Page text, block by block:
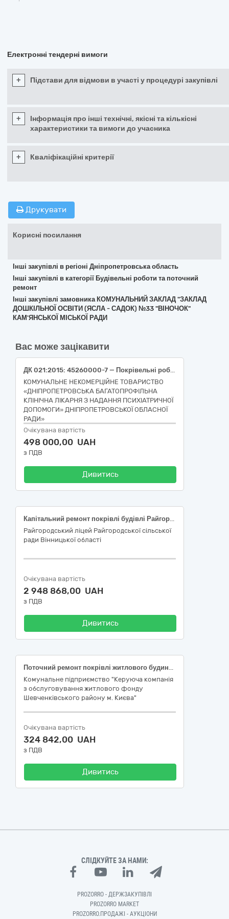
Електронні тендерні вимоги
+ Підстави для відмови в участі у процедурі закупівлі
+
Інформація про інші технічні, якісні та кількісні
характеристики та вимоги до учасника
+ Кваліфікаційні критерії
Друкувати
Корисні посилання
Інші закупівлі в регіоні Дніпропетровська область
Інші закупівлі в категорії Будівельні роботи та поточний
ремонт
Інші закупівлі замовника КОМУНАЛЬНИЙ ЗАКЛАД "ЗАКЛАД
ДОШКІЛЬНОЇ ОСВІТИ (ЯСЛА - САДОК) №33 "ВІНОЧОК"
КАМ'ЯНСЬКОЇ МІСЬКОЇ РАДИ
Вас може зацікавити
ДК 021:2015: 45260000-7 — Покрівельні роботи та інші спеціалізовані будівельні роботи 45261910-6 - Ремонт дахів «Послуги з поточного ремонту частини покрівлі в 2-во поверховій будівлі приміщення клініко-діагностичної лабораторії №2 інвентарний № 101310020 на об'єкті КНТ «ДБКЛПД» ДОР» за адресою: м. Кривий Ріг, вул. Бориса Грінченка, 27»
КОМУНАЛЬНЕ НЕКОМЕРЦІЙНЕ ТОВАРИСТВО
«ДНІПРОПЕТРОВСЬКА БАГАТОПРОФІЛЬНА
КЛІНІЧНА ЛІКАРНЯ З НАДАННЯ ПСИХІАТРИЧНОЇ
ДОПОМОГИ» ДНІПРОПЕТРОВСЬКОЇ ОБЛАСНОЇ
РАДИ»
Очікувана вартість
498 000,00 UAH
з ПДВ
Дивитись
Капітальний ремонт покрівлі будівлі Райгородського ліцею по вул. Миру 11А, с.Райгород Гайсинського району Вінницької області (коригування 3) (код ДК 021:2015 «Єдиний закупівельний словник» - 45260000-7 - Покрівельні роботи та інші спеціалізовані будівельні роботи)
Райгородський ліцей Райгородської сільської
ради Вінницької області
Очікувана вартість
2 948 868,00 UAH
з ПДВ
Дивитись
Поточний ремонт покрівлі житлового будинку за адресою: вул. Князя Володимира Мономаха, 26-Б у Шевченківському районі м. Києва за кодом ДК 45260000-7 - Покрівельні роботи та інші спеціалізовані будівельні роботи
Комунальне підприємство "Керуюча компанія
з обслуговування житлового фонду
Шевченківського району м. Києва"
Очікувана вартість
324 842,00 UAH
з ПДВ
Дивитись
СЛІДКУЙТЕ ЗА НАМИ:
PROZORRO - ДЕРЖЗАКУПІВЛІ
PROZORRO MARKET
PROZORRO.ПРОДАЖІ - АУКЦІОНИ